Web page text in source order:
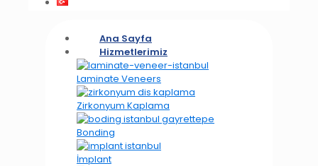
Ana Sayfa
Hizmetlerimiz
Laminate Veneers
Zirkonyum Kaplama
Bonding
İmplant